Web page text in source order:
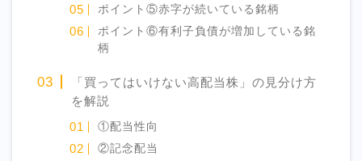
ポイント⑤赤字が続いている銘柄
ポイント⑥有利子負債が増加している銘
柄
「買ってはいけない高配当株」の見分け方
を解説
①配当性向
②記念配当